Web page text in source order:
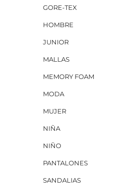
GORE-TEX
HOMBRE
JUNIOR
MALLAS
MEMORY FOAM
MODA
MUJER
NIÑA
NIÑO
PANTALONES
SANDALIAS